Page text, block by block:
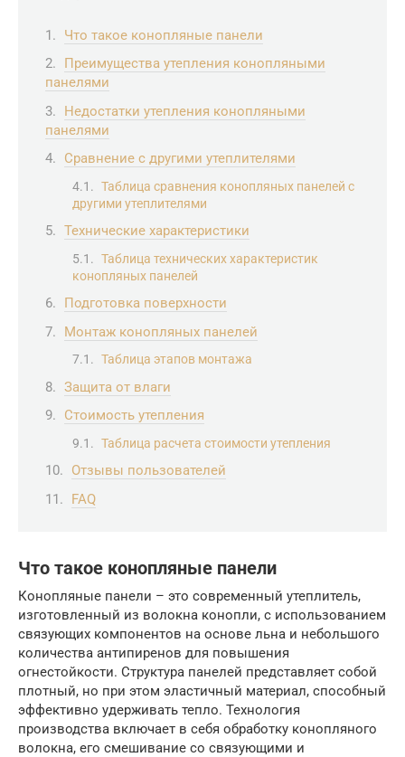
Что такое конопляные панели
Преимущества утепления конопляными
панелями
Недостатки утепления конопляными
панелями
Сравнение с другими утеплителями
Таблица сравнения конопляных панелей с
другими утеплителями
Технические характеристики
Таблица технических характеристик
конопляных панелей
Подготовка поверхности
Монтаж конопляных панелей
Таблица этапов монтажа
Защита от влаги
Стоимость утепления
Таблица расчета стоимости утепления
Отзывы пользователей
FAQ
Что такое конопляные панели
Конопляные панели – это современный утеплитель,
изготовленный из волокна конопли, с использованием
связующих компонентов на основе льна и небольшого
количества антипиренов для повышения
огнестойкости. Структура панелей представляет собой
плотный, но при этом эластичный материал, способный
эффективно удерживать тепло. Технология
производства включает в себя обработку конопляного
волокна, его смешивание со связующими и